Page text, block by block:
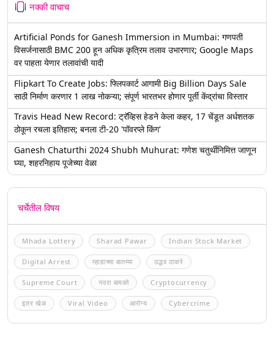
नक्की वाचाच
Artificial Ponds for Ganesh Immersion in Mumbai: गणपती
विसर्जनासाठी BMC 200 हून अधिक कृत्रिम तलाव उभारणार; Google Maps
वर पाहता येणार तलावांची यादी
Flipkart To Create Jobs: फ्लिपकार्ट आगामी Big Billion Days Sale
साठी निर्माण करणार 1 लाख नोकऱ्या; संपूर्ण भारतभर होणार पूर्ती केंद्रांचा विस्तार
Travis Head New Record: ट्रॅव्हिस हेडने केला कहर, 17 चेंडूत अर्धशतक
ठोकून रचला इतिहास; बनला टी-20 'पॉवरप्ले किंग'
Ganesh Chaturthi 2024 Shubh Muhurat: गणेश चतुर्थीनिमित्त जाणून
घ्या, शहरनिहाय पूजेच्या वेळा
चर्चेतील विषय
Mhada Lottery Sharad Pawar Indian Stock Market
Digital Arrest म्हाडाच्या बातम्या उद्धव ठाकरे
Supreme Court नवरा बायको Cryptocurrency
इतर खेळ Viral Video आरोग्य Cybercrime